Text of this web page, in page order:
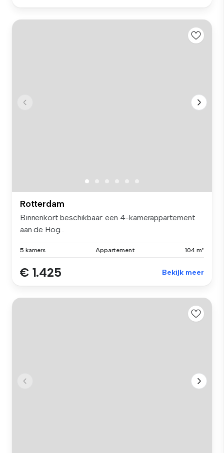
Rotterdam
Binnenkort beschikbaar: een 4-kamerappartement
aan de Hog...
5 kamers Appartement 104 m²
€ 1.425 Bekijk meer